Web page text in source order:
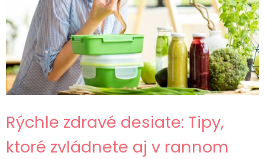
Rýchle zdravé desiate: Tipy,
ktoré zvládnete aj v rannom